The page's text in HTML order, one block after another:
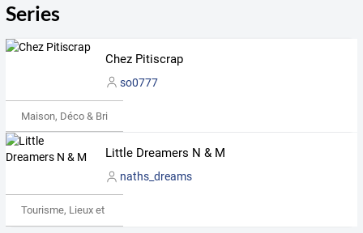
Series
Chez Pitiscrap
so0777
Maison, Déco & Bricolage
Little Dreamers N & M
naths_dreams
Tourisme, Lieux et Événements